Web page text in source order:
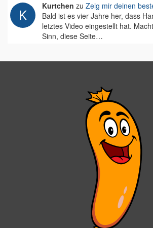
Kurtchen zu Zeig mir deinen
Bald ist es vier Jahre her, dass
letztes Video eingestellt hat.
Sinn, diese Seite…